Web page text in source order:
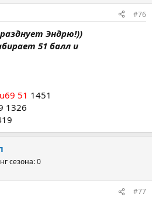
#76
Эндрю!))
51 балл и
51 1451
1326
сезона: 0
#77